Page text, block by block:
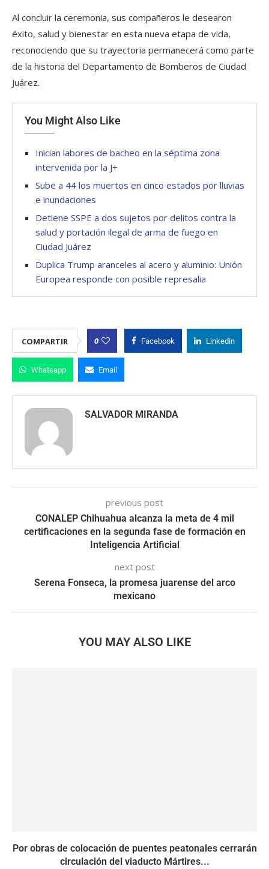
Al concluir la ceremonia, sus compañeros le desearon
éxito, salud y bienestar en esta nueva etapa de vida,
reconociendo que su trayectoria permanecerá como parte
de la historia del Departamento de Bomberos de Ciudad
Juárez.
You Might Also Like
Inician labores de bacheo en la séptima zona
intervenida por la J+
Sube a 44 los muertos en cinco estados por lluvias
e inundaciones
Detiene SSPE a dos sujetos por delitos contra la
salud y portación ilegal de arma de fuego en
Ciudad Juárez
Duplica Trump aranceles al acero y aluminio: Unión
Europea responde con posible represalia
COMPARTIR 0 Facebook Linkedin
Whatsapp Email
SALVADOR MIRANDA
previous post
CONALEP Chihuahua alcanza la meta de 4 mil
certificaciones en la segunda fase de formación en
Inteligencia Artificial
next post
Serena Fonseca, la promesa juarense del arco
mexicano
YOU MAY ALSO LIKE
Por obras de colocación de puentes peatonales cerrarán
circulación del viaducto Mártires...